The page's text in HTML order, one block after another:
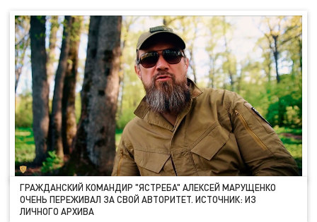
ГРАЖДАНСКИЙ КОМАНДИР "ЯСТРЕБА" АЛЕКСЕЙ МАРУЩЕНКО
ОЧЕНЬ ПЕРЕЖИВАЛ ЗА СВОЙ АВТОРИТЕТ. ИСТОЧНИК: ИЗ
ЛИЧНОГО АРХИВА